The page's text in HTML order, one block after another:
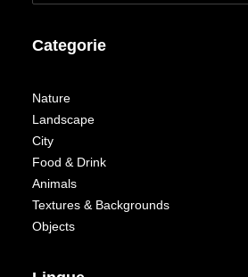
Categorie
Nature
Landscape
City
Food & Drink
Animals
Textures & Backgrounds
Objects